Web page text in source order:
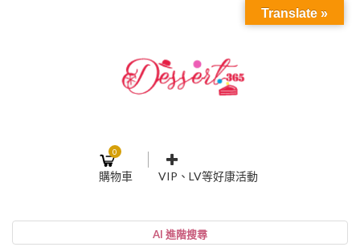
0
購物車 VIP、LV等好康活動
帳號
Translate »